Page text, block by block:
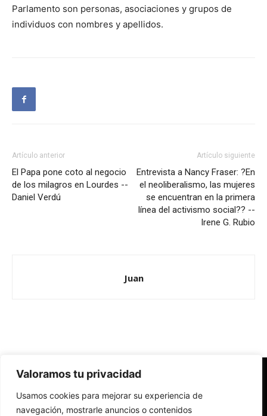
Valoramos tu privacidad
Usamos cookies para mejorar su experiencia de
navegación, mostrarle anuncios o contenidos
Parlamento son personas, asociaciones y grupos de
individuos con nombres y apellidos.
Artículo anterior
El Papa pone coto al negocio
de los milagros en Lourdes --
Daniel Verdú
Artículo siguiente
Entrevista a Nancy Fraser: ?En
el neoliberalismo, las mujeres
se encuentran en la primera
línea del activismo social?? --
Irene G. Rubio
Juan
Redes Cristianas
Una mirada alternativa sobre la Iglesia católica y la sociedad
- Colectivos de Redes Cristianas